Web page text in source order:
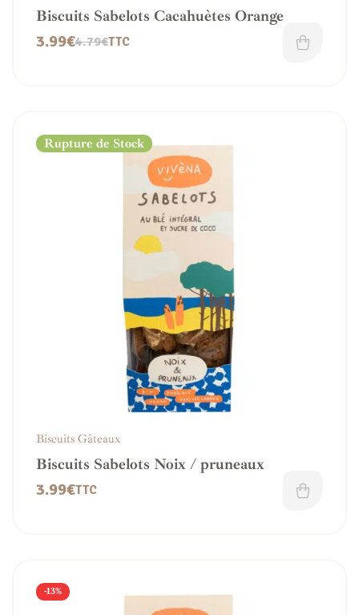
Biscuits Sabelots Cacahuètes Orange
4.79€
3.99€ TTC
Rupture de Stock
Biscuits Gâteaux
Biscuits Sabelots Noix / pruneaux
3.99€TTC
-13%